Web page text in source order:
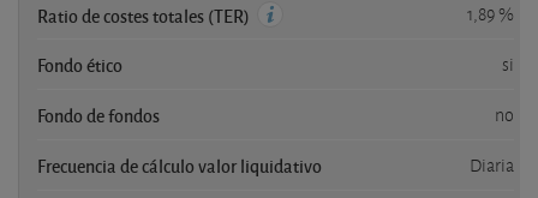
Ratio de costes totales (TER) 1,89 %
Fondo ético si
Fondo de fondos no
Frecuencia de cálculo valor liquidativo Diaria